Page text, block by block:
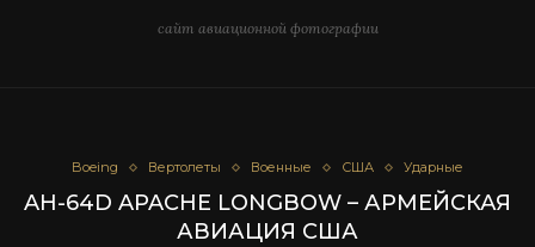
сайт авиационной фотографии
Boeing Вертолеты Военные США Ударные
AH-64D APACHE LONGBOW – АРМЕЙСКАЯ
АВИАЦИЯ США